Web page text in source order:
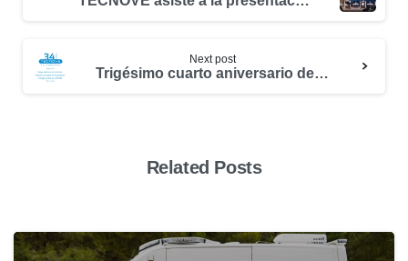
Next post
Trigésimo cuarto aniversario de TECNOVE
Related Posts